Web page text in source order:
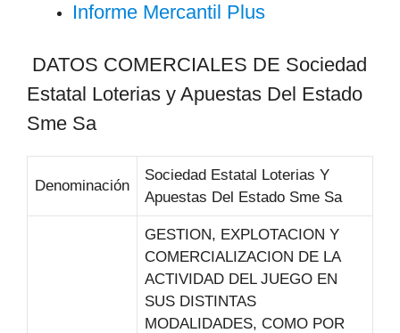
Informe Mercantil Plus
DATOS COMERCIALES DE Sociedad
Estatal Loterias y Apuestas Del Estado
Sme Sa
Denominación
Sociedad Estatal Loterias Y
Apuestas Del Estado Sme Sa
GESTION, EXPLOTACION Y
COMERCIALIZACION DE LA
ACTIVIDAD DEL JUEGO EN
SUS DISTINTAS
MODALIDADES, COMO POR